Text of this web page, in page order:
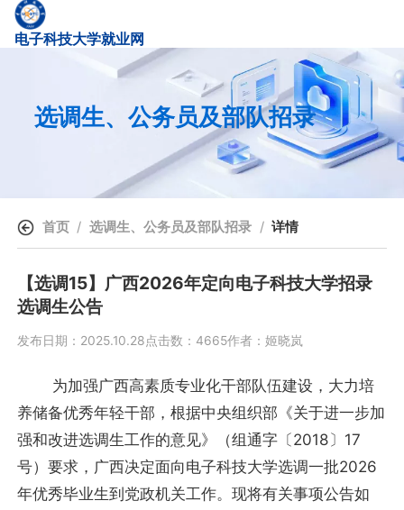
电子科技大学就业网
选调生、公务员及部队招录
首页 选调生、公务员及部队招录 详情
【选调15】广西2026年定向电子科技大学招录
选调生公告
发布日期：2025.10.28点击数：4665作者：姬晓岚
为加强广西高素质专业化干部队伍建设，大力培
养储备优秀年轻干部，根据中央组织部《关于进一步加
强和改进选调生工作的意见》（组通字〔2018〕17
号）要求，广西决定面向电子科技大学选调一批2026
年优秀毕业生到党政机关工作。现将有关事项公告如